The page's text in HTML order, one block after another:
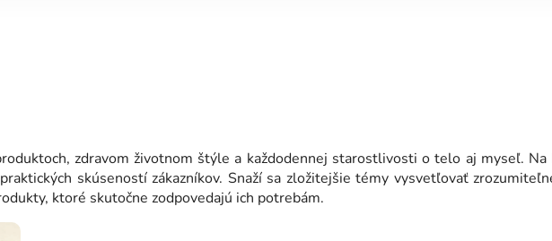
zdravom životnom štýle a každodennej starostlivosti o telo aj myseľ.
skúseností zákazníkov. Snaží sa zložitejšie témy vysvetľovať
ktoré skutočne zodpovedajú ich potrebám.